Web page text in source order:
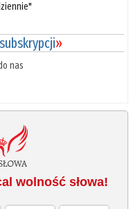
»
nas
wolność słowa!